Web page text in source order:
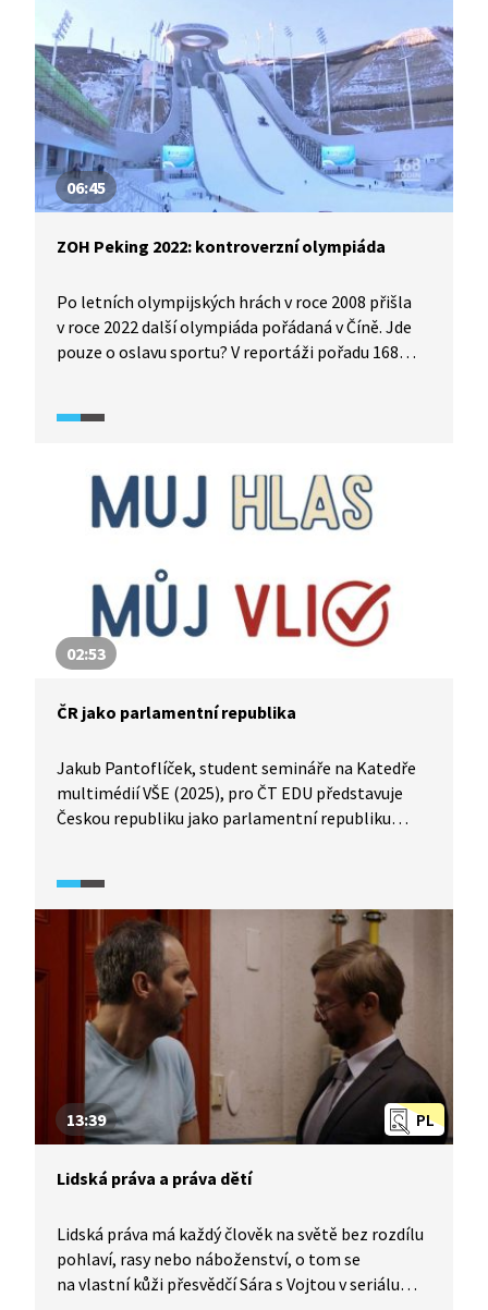
hlas se počítá a že volby jsou příležitostí ovlivnit
dění kolem nás.
06:45
ZOH Peking 2022: kontroverzní olympiáda
Po letních olympijských hrách v roce 2008 přišla
v roce 2022 další olympiáda pořádaná v Číně. Jde
pouze o oslavu sportu? V reportáži pořadu 168
zpravodajci, sportovci, komentátoři nebo
v Číně zachytit v dokumentu.
02:53
ČR jako parlamentní republika
Jakub Pantoflíček, student semináře na Katedře
multimédií VŠE (2025), pro ČT EDU představuje
Českou republiku jako parlamentní republiku
komor, prezidenta a předsedy vlády i to, jak
probíhá a k čemu slouží legislativní proces.
Zdůrazňuje, že právě volby rozhodují o tom, kdo
bude přijímat zákony, které ovlivňují náš
každodenní život.
PL
13:39
Lidská práva a práva dětí
Lidská práva má každý člověk na světě bez rozdílu
pohlaví, rasy nebo náboženství, o tom se
na vlastní kůži přesvědčí Sára s Vojtou v seriálu